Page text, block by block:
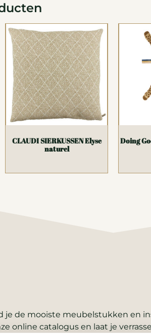
CLAUDI SIERKUSSEN Elyse
naturel
Doing
je de mooiste meubelstukken en
online catalogus en laat je